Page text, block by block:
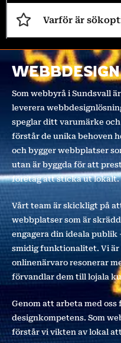
Varför är
Som webbyrå i Sundsvall
leverera
speglar ditt varumärke
förstår de unika behoven
och bygger webbplatser
utan är byggda för att
företag att sticka ut lokalt.
Vårt team är skickligt på
webbplatser som är
engagera din ideala publik
smidig funktionalitet. Vi
onlinenärvaro resonerar
förvandlar dem till lojala
Genom att arbeta med oss
designkompetens. Som
förstår vi vikten av lokal